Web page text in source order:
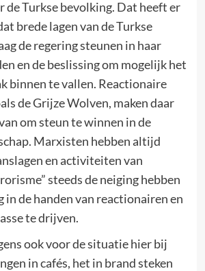
de Turkse bevolking. Dat heeft er
brede lagen van de Turkse
de regering steunen in haar
en de beslissing om mogelijk het
binnen te vallen. Reactionaire
de Grijze Wolven, maken daar
om steun te winnen in de
Marxisten hebben altijd
en activiteiten van
steeds de neiging hebben
in de handen van reactionairen en
te drijven.
ook voor de situatie hier bij
in cafés, het in brand steken